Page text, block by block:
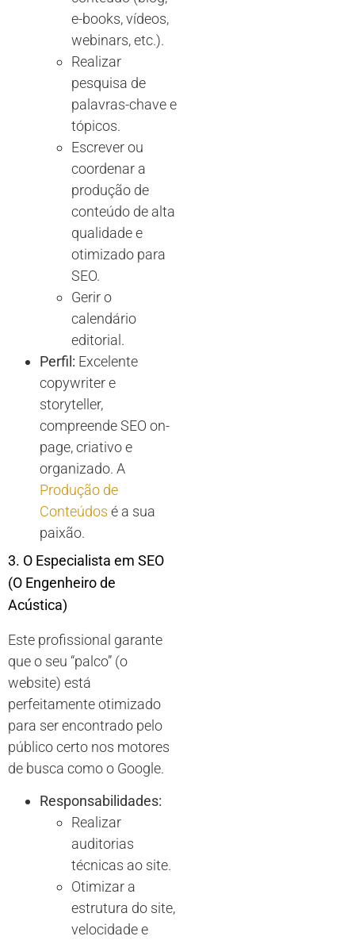
e-books, vídeos,
webinars, etc.).
Realizar
pesquisa de
palavras-chave e
tópicos.
Escrever ou
coordenar a
produção de
conteúdo de alta
qualidade e
otimizado para
SEO.
Gerir o
calendário
editorial.
Perfil: Excelente
copywriter e
storyteller,
compreende SEO on-
page, criativo e
organizado. A
Produção de
Conteúdos é a sua
paixão.
3. O Especialista em SEO
(O Engenheiro de
Acústica)
Este profissional garante
que o seu “palco” (o
website) está
perfeitamente otimizado
para ser encontrado pelo
público certo nos motores
de busca como o Google.
Responsabilidades:
Realizar
auditorias
técnicas ao site.
Otimizar a
estrutura do site,
velocidade e